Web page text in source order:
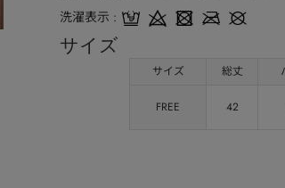
洗濯表示
サイズ
サイズ 総丈
FREE 42